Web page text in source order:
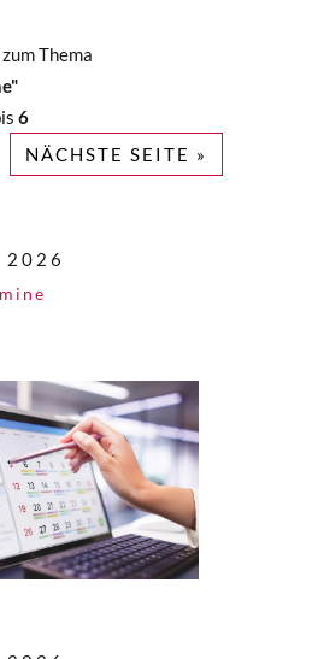
Thema
6
NÄCHSTE SEITE »
2026